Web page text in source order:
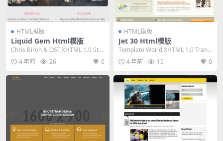
HTML模版
Liquid Gem Html模版
Chris Biron & OST,XHTML 1.0 Stri
ct,R...
4 年前 26 0
HTML模版
Jet 30 Html模版
Template World,XHTML 1.0 Transi
tional,Fi...
4 年前 15 0